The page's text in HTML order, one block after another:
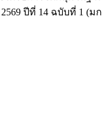
ปีที่ 14 ฉบับที่ 1